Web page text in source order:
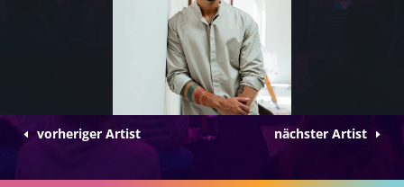
vorheriger Artist nächster Artist